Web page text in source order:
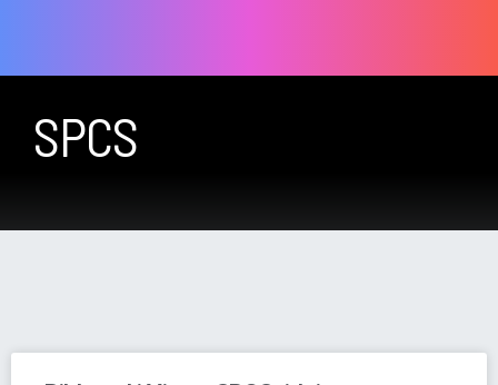
SPCS